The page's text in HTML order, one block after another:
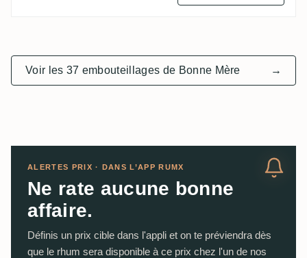
Voir les 37 embouteillages de Bonne Mère →
ALERTES PRIX · DANS L’APP RUMX
Ne rate aucune bonne
affaire.
Définis un prix cible dans l'appli et on te préviendra dès
que le rhum sera disponible à ce prix chez l'un de nos